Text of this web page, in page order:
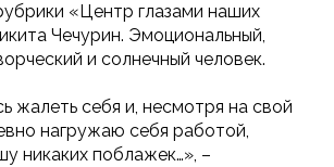
«Центр глазами наших
Чечурин. Эмоциональный,
и солнечный человек.
жалеть себя и, несмотря на свой
нагружаю себя работой,
никаких поблажек…», –